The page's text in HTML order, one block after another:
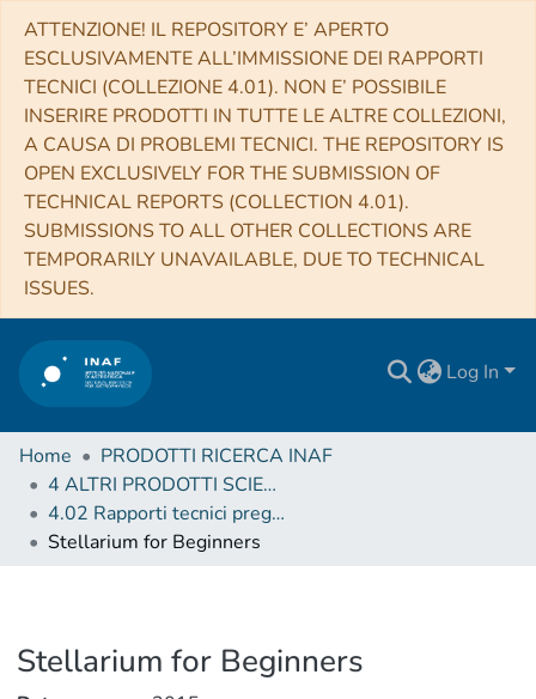
ATTENZIONE! IL REPOSITORY E’ APERTO
ESCLUSIVAMENTE ALL’IMMISSIONE DEI RAPPORTI
TECNICI (COLLEZIONE 4.01). NON E’ POSSIBILE
INSERIRE PRODOTTI IN TUTTE LE ALTRE COLLEZIONI,
A CAUSA DI PROBLEMI TECNICI. THE REPOSITORY IS
OPEN EXCLUSIVELY FOR THE SUBMISSION OF
TECHNICAL REPORTS (COLLECTION 4.01).
SUBMISSIONS TO ALL OTHER COLLECTIONS ARE
TEMPORARILY UNAVAILABLE, DUE TO TECHNICAL
ISSUES.
Log In
Home
PRODOTTI RICERCA INAF
4 ALTRI PRODOTTI SCIENTIFICI (Other scientific products)
4.02 Rapporti tecnici pregressi
Stellarium for Beginners
Stellarium for Beginners